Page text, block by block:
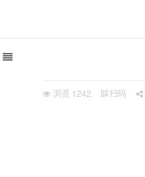
浏览 1242 扫码